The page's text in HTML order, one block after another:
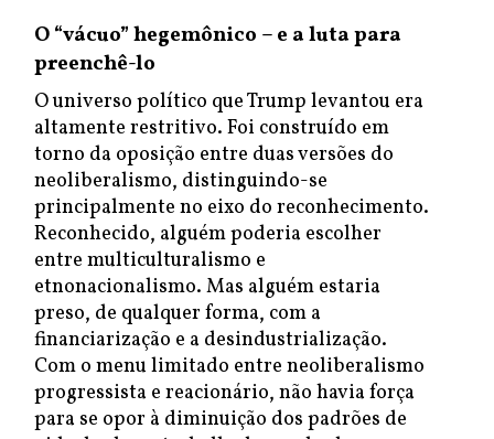
O “vácuo” hegemônico – e a luta para
preenchê-lo
O universo político que Trump levantou era
altamente restritivo. Foi construído em
torno da oposição entre duas versões do
neoliberalismo, distinguindo-se
principalmente no eixo do reconhecimento.
Reconhecido, alguém poderia escolher
entre multiculturalismo e
etnonacionalismo. Mas alguém estaria
preso, de qualquer forma, com a
financiarização e a desindustrialização.
Com o menu limitado entre neoliberalismo
progressista e reacionário, não havia força
para se opor à diminuição dos padrões de